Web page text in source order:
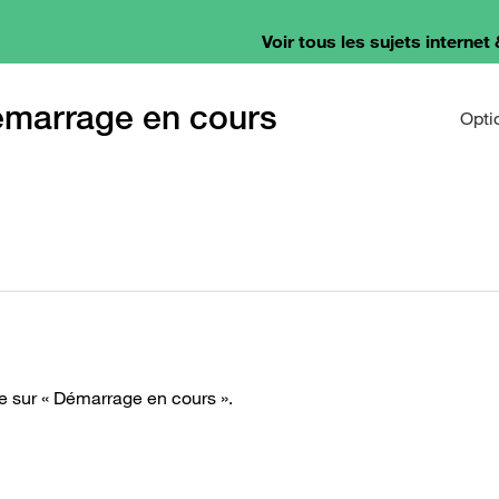
Voir tous les sujets internet
en cours
« Démarrage en cours ».